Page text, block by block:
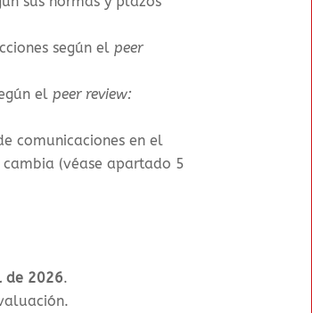
según el peer
el peer review:
comunicaciones en el
(véase apartado 5
de 2026.